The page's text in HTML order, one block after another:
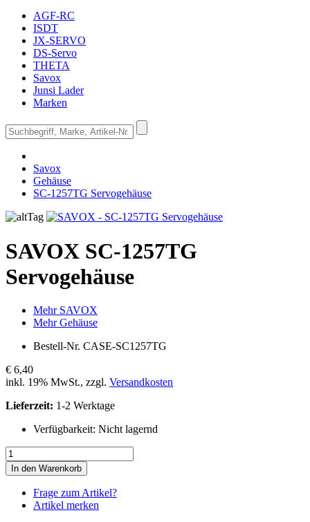
AGF-RC
ISDT
JX-SERVO
DS-Servo
THETA
Savox
Junsi Lader
Marken
Savox
Gehäuse
SC-1257TG Servogehäuse
SAVOX SC-1257TG
Servogehäuse
Mehr SAVOX
Mehr Gehäuse
Bestell-Nr. CASE-SC1257TG
€ 6,40
inkl. 19% MwSt., zzgl. Versandkosten
Lieferzeit: 1-2 Werktage
Verfügbarkeit: Nicht lagernd
In den Warenkorb
Frage zum Artikel?
Artikel merken